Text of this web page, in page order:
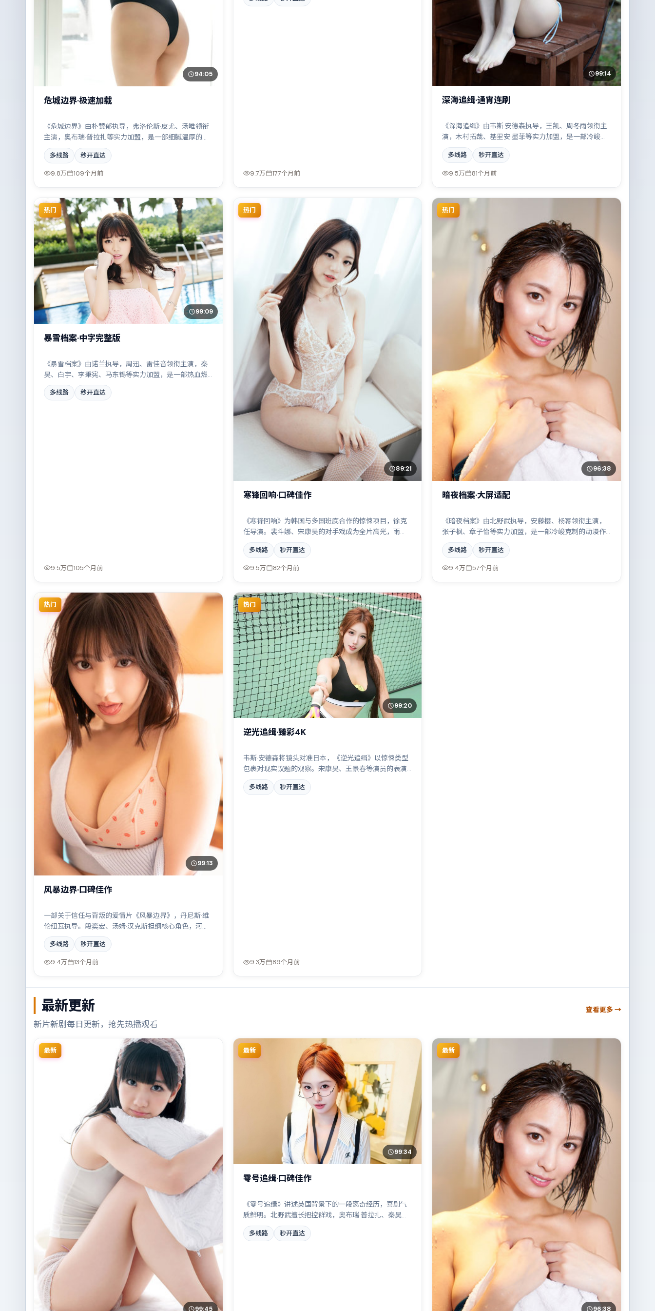
94:05
危城边界·极速加载
《危城边界》由朴赞郁执导，弗洛伦斯·皮尤、汤唯领衔
主演，奥布瑞·普拉扎等实力加盟，是一部细腻温厚的战
争作品。故事主要发生在日本，都市霓虹下的人性试炼
与自我救赎。影片在视听语言与叙事节奏上均有突破，
适合喜欢深度叙事的观众。
多线路 秒开直达
9.8万 109个月前 9.7万 177个月前
99:14
深海追缉·通宵连刷
《深海追缉》由韦斯·安德森执导，王凯、周冬雨领衔主
演，木村拓哉、基里安·墨菲等实力加盟，是一部冷峻克
制的剧情作品。故事主要发生在中国大陆，雨夜、旧楼
与一封未寄出的信构成叙事起点。影片在视听语言与叙
事节奏上均有突破，适合喜欢深度叙事的观众。
多线路 秒开直达
9.5万 81个月前
热门
99:09
暴雪档案·中字完整版
《暴雪档案》由诺兰执导，周迅、雷佳音领衔主演，秦
昊、白宇、李秉宪、马东锡等实力加盟，是一部热血燃
情的惊悚作品。故事主要发生在日本，小人物在时代洪
流中的抉择令人唏嘘。影片在视听语言与叙事节奏上均
多线路 秒开直达
9.5万 105个月前
热门
89:21
寒锋回响·口碑佳作
《寒锋回响》为韩国与多国班底合作的惊悚项目，徐克
任导演。裴斗娜、宋康昊的对手戏成为全片高光，雨
夜、旧楼与一封未寄出的信构成叙事起点。配乐与摄影
风格统一，具备院线质感。
多线路 秒开直达
9.5万 82个月前
热门
96:38
暗夜档案·大屏适配
《暗夜档案》由北野武执导，安藤樱、杨幂领衔主演，
张子枫、章子怡等实力加盟，是一部冷峻克制的动漫作
品。故事主要发生在中国香港，科技伦理与情感羁绊形
成强烈对撞。影片在视听语言与叙事节奏上均有突破，
适合喜欢深度叙事的观众。
多线路 秒开直达
9.4万 57个月前
热门
99:13
风暴边界·口碑佳作
一部关于信任与背叛的爱情片《风暴边界》，丹尼斯·维
伦纽瓦执导。段奕宏、汤姆·汉克斯担纲核心角色，河正
宇等实力加盟，取景与班底多来自俄罗斯。一场看似偶
然的事故牵出陈年秘辛。结尾留白耐人寻味。
多线路 秒开直达
9.4万 13个月前
热门
99:20
逆光追缉·臻彩4K
韦斯·安德森将镜头对准日本，《逆光追缉》以惊悚类型
包裹对现实议题的观察。宋康昊、王景春等演员的表演
层次丰富，两条时间线交错推进，真相直至最后一刻揭
晓。全片在类型元素与人文关怀之间取得平衡。
多线路 秒开直达
9.3万 89个月前
最新更新
新片新剧每日更新，抢先热播观看
查看更多 →
最新
99:45
最新
99:34
零号追缉·口碑佳作
《零号追缉》讲述英国背景下的一段离奇经历，喜剧气
质鲜明。北野武擅长把控群戏，奥布瑞·普拉扎、秦昊、
沈腾、王景春共同撑起复杂人物关系，雨夜、旧楼与一
封未寄出的信构成叙事起点。
多线路 秒开直达
最新
96:38